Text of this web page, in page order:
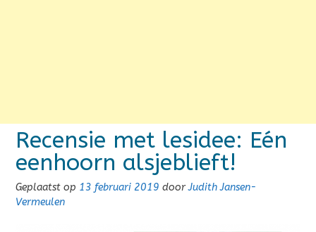
Recensie met lesidee: Eén
eenhoorn alsjeblieft!
Geplaatst op 13 februari 2019 doorJudith Jansen-
Vermeulen